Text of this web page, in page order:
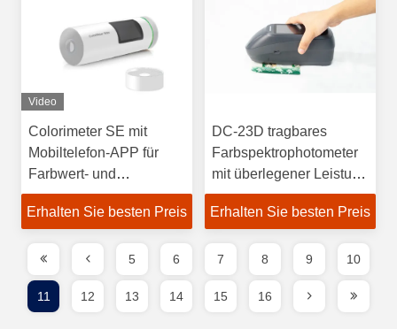
Video
Colorimeter SE mit
Mobiltelefon-APP für
Farbwert- und
Farbdifferenzmessung
Erhalten Sie besten Preis
DC-23D tragbares
Farbspektrophotometer
mit überlegener Leistung
und konsistenten
Ergebnissen
Erhalten Sie besten Preis
5 6 7 8 9 10
11 12 13 14 15 16